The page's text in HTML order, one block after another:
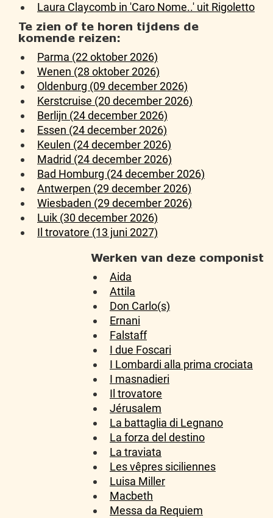
Laura Claycomb in 'Caro Nome..' uit Rigoletto
Te zien of te horen tijdens de
komende reizen:
Parma (22 oktober 2026)
Wenen (28 oktober 2026)
Oldenburg (09 december 2026)
Kerstcruise (20 december 2026)
Berlijn (24 december 2026)
Essen (24 december 2026)
Keulen (24 december 2026)
Madrid (24 december 2026)
Bad Homburg (24 december 2026)
Antwerpen (29 december 2026)
Wiesbaden (29 december 2026)
Luik (30 december 2026)
Il trovatore (13 juni 2027)
Werken van deze componist
Aida
Attila
Don Carlo(s)
Ernani
Falstaff
I due Foscari
I Lombardi alla prima crociata
I masnadieri
Il trovatore
Jérusalem
La battaglia di Legnano
La forza del destino
La traviata
Les vêpres siciliennes
Luisa Miller
Macbeth
Messa da Requiem